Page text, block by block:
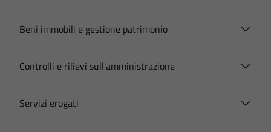
Beni immobili e gestione patrimonio
Controlli e rilievi sull'amministrazione
Servizi erogati